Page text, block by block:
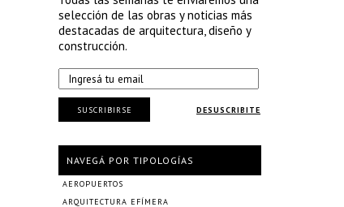
selección de las obras y noticias más
destacadas de arquitectura, diseño y
construcción.
DESUSCRIBITE
SUSCRIBIRSE
NAVEGÁ POR TIPOLOGÍAS
AEROPUERTOS
ARQUITECTURA EFÍMERA